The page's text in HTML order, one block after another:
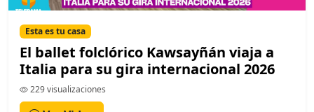
Esta es tu casa
El ballet folclórico Kawsayñán viaja a
Italia para su gira internacional 2026
229 visualizaciones